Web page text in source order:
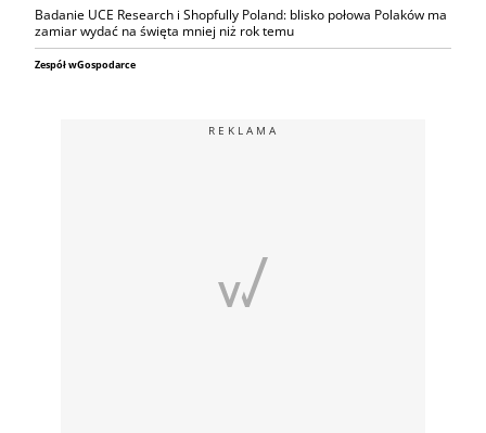
Badanie UCE Research i Shopfully Poland: blisko połowa Polaków ma
zamiar wydać na święta mniej niż rok temu
Zespół wGospodarce
REKLAMA